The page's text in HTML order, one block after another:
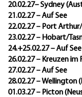
20.02.27– Sydney
21.02.27 – Auf See
22.02.27 – Port
23.02.27 – Hobart/
24.+25.02.27 – Auf See
26.02.27 – Kreuzen
27.02.27 – Auf See
28.02.27 – Wellington
01.03.27 – Picton